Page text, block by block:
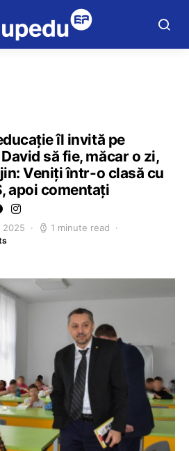
îl invită pe
să fie, măcar o zi,
Veniți într-o clasă cu
apoi comentați
2025 1 minute read